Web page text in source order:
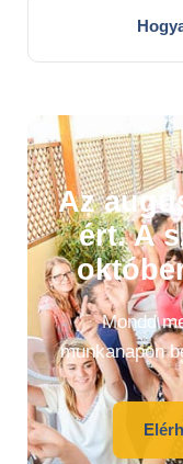
Az
ért. A
Mondd
munkanapon